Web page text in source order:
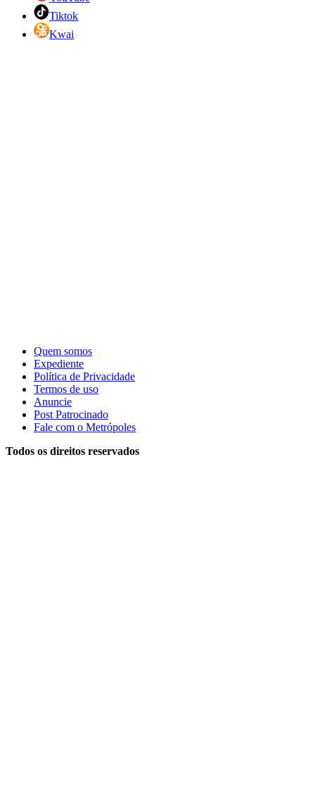
Tiktok
Kwai
Quem somos
Expediente
Política de Privacidade
Termos de uso
Anuncie
Post Patrocinado
Fale com o Metrópoles
Todos os direitos reservados